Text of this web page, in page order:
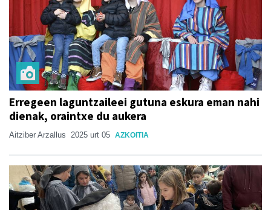
Erregeen laguntzaileei gutuna eskura eman nahi
dienak, oraintxe du aukera
Aitziber Arzallus 2025 urt 05 AZKOITIA